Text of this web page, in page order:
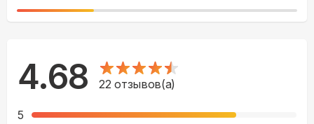
4.68 22 отзывов(а)
5